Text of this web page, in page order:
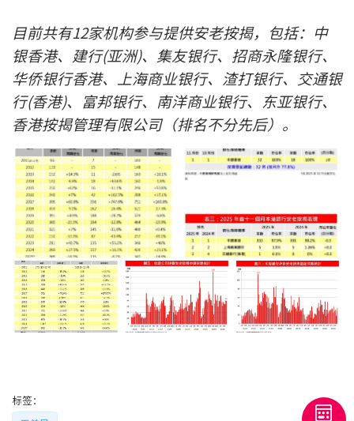
保险资讯专栏
联络我们
联络方式
网上申请按揭转介
条款及细则
私隐政策
繁
本网页所提供资料仅作参考用途。
若因错漏而引致任何不便或损失，中原按揭概不负责。
© 2026 中原按揭经纪有限公司 Centaline Mortgage Broker Limited 版权所有
目前共有12家机构参与提供安老按揭，包括：中
银香港、建行(亚洲)、集友银行、招商永隆银行、
华侨银行香港、上海商业银行、渣打银行、交通银
行(香港)、富邦银行、南洋商业银行、东亚银行、
香港按揭管理有限公司（排名不分先后）。
标签：